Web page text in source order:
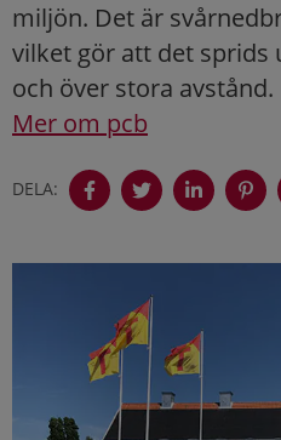
miljön. Det är
vilket gör att det sprids
och över stora avstånd.
Mer om pcb
DELA: